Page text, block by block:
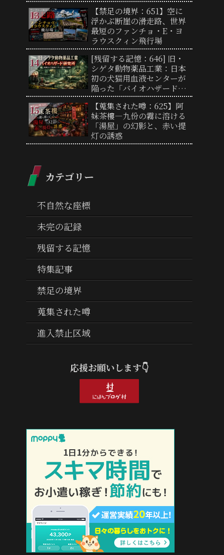
【禁足の境界：651】空に
浮かぶ断崖の滑走路、世界
最短のファンチョ・E・ヨ
ラウスクィン飛行場
[残留する記憶：646] 旧・
シゲタ動物薬品工業：日本
初の犬猫用血液センターが
陥った「バイオハザード研
究所」への狂気
【蒐集された噂：625】阿
妹茶樓―九份の霧に溶ける
「湯屋」の幻影と、赤い提
灯の誘惑
カテゴリー
不自然な座標
未完の記録
残留する記憶
特集記事
禁足の境界
蒐集された噂
進入禁止区域
応援お願いします👇